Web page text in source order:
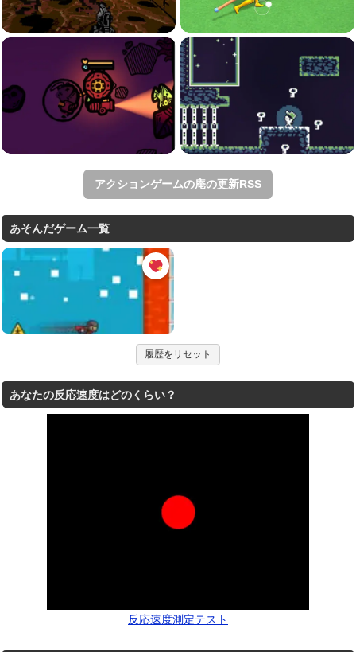
アクションゲームの庵の更新RSS
あそんだゲーム一覧
履歴をリセット
あなたの反応速度はどのくらい？
反応速度測定テスト